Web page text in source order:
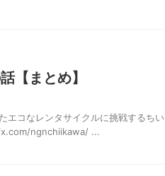
【まとめ】
エコなレンタサイクルに挑戦するちい
x.com/ngnchiikawa/ ...